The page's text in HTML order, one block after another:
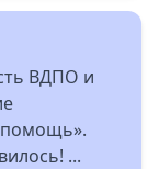
ВДПО и
помощь».
...